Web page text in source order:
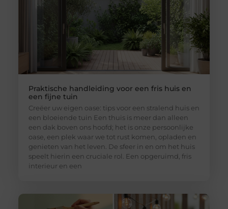
Praktische handleiding voor een fris huis en
een fijne tuin
Creëer uw eigen oase: tips voor een stralend huis en
een bloeiende tuin Een thuis is meer dan alleen
een dak boven ons hoofd; het is onze persoonlijke
oase, een plek waar we tot rust komen, opladen en
genieten van het leven. De sfeer in en om het huis
speelt hierin een cruciale rol. Een opgeruimd, fris
interieur en een